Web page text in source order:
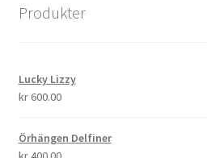
Produkter
Lucky Lizzy
kr600.00
Örhängen Delfiner